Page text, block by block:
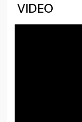
VIDEO